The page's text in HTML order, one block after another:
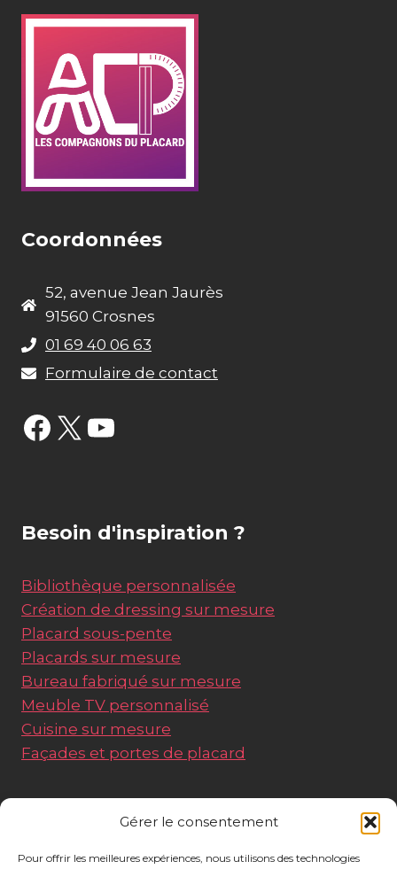
Gérer le consentement
Pour offrir les meilleures expériences, nous utilisons des technologies
Coordonnées
52, avenue Jean Jaurès
91560 Crosnes
01 69 40 06 63
Formulaire de contact
Facebook
X YouTube
Besoin d'inspiration ?
Bibliothèque personnalisée
Création de dressing sur mesure
Placard sous-pente
Placards sur mesure
Bureau fabriqué sur mesure
Meuble TV personnalisé
Cuisine sur mesure
Façades et portes de placard
Liens utiles